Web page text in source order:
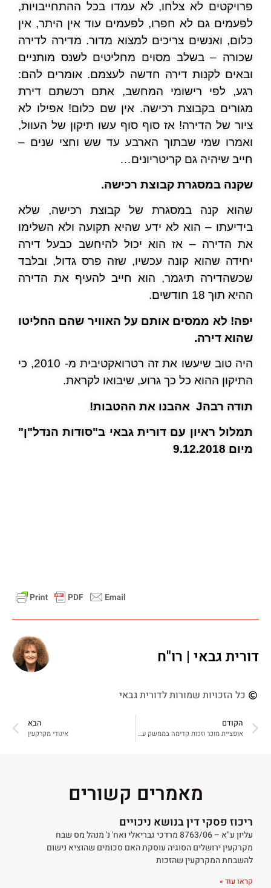
פרויקטים לא צלחו, לא עמדו בכל ההתחייבויות,
לפעמים גם לא חפרו, לפעמים עוד אין היתר, אין
כלום, ואנשים צריכים למצוא מדור. מדירה לדירה
שכורה – בשלב מסוים מחליטים לשנס מותניים
ובאים לקנות דירה חדשה לעצמם. אומרים להם:
רגע, לפי רישומי המחשב, אתם רכשתם דירת
מגורים בקבוצת רכישה. אין שם כלום! אפילו לא
ציור של הדירה! אז סוף סוף עשו תיקון של העוול,
ואמרו שמי שבתוך הארבע עד שש וחצי שנים –
חייב שיהיה גם קריטריונים…
שקנה במסגרת קבוצת רכישה.
שהוא קנה במסגרת של קבוצת רכישה, שלא
בידיעתו – הוא לא ידע שהיא תקועה ולא השלימו
את הדירה – אז הוא יכול להיחשב כבעל דירה
יחידה שהוא קונה עכשיו, שזה פרס גדול, ובלבד
שכשהדירה תיגמר, הוא חייב להעיף את הדירה
ההיא תוך 18 חודשים.
יפה! לא ממסים אותם על האוויר שהם החליטו
שהוא דירה.
היה טוב שיעשו את זה רטרואקטיבית מ- 2010, כי
התיקון ההוא כל כך גרוע, שיבואו לקראת.
תודה רבהJ אהבנו את ההטבות!
תמלול ראיון עם דורית גבאי ב"סודות הנדל"ן"
מיום 9.12.2018
דורית גבאי | רו"ח
כל הזכויות שמורות לדורית גבאי
הקודם
אופציית מוכר וזכות קדימה בממשק עם חוק מיסוי מקרקעין
הבא
איגודי מקרקעין
מאמרים קשורים
ריכוז פסקי דין בנושא ניכויים
עליון ע"א – 8763/06 מרדכי גבריאלי ואח' נ' מנהל מס שבח
מקרקעין ירושלים הסוגיה עוסקת האם סכומים שהוציא נישום
להשבחת המקרקעין שהזכות
קראו עוד »